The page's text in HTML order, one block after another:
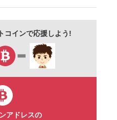
コインで応援しよう!
アドレスの